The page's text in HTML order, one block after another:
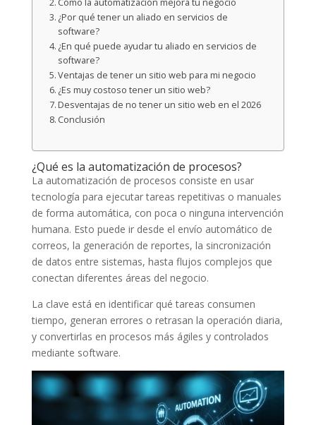
¿Por qué tener un aliado en servicios de
software?
¿En qué puede ayudar tu aliado en servicios de
software?
Ventajas de tener un sitio web para mi negocio
¿Es muy costoso tener un sitio web?
Desventajas de no tener un sitio web en el 2026
Conclusión
¿Qué es la automatización de procesos?
La automatización de procesos consiste en usar
tecnología para ejecutar tareas repetitivas o manuales
de forma automática, con poca o ninguna intervención
humana. Esto puede ir desde el envío automático de
correos, la generación de reportes, la sincronización
de datos entre sistemas, hasta flujos complejos que
conectan diferentes áreas del negocio.
La clave está en identificar qué tareas consumen
tiempo, generan errores o retrasan la operación diaria,
y convertirlas en procesos más ágiles y controlados
mediante software.